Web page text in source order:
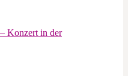
Konzert in der